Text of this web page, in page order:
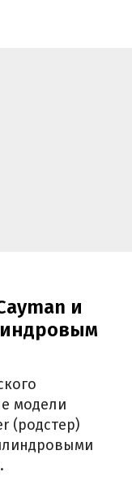
и
модели
(родстер)